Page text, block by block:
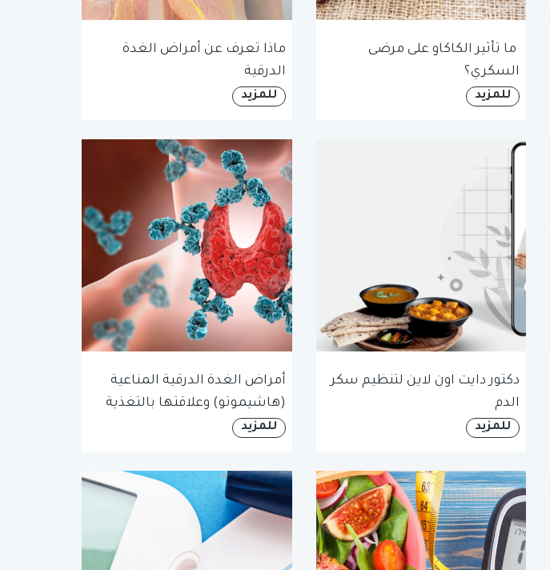
ما تأثير الكاكاو على مرضى
السكري؟
للمزيد
ماذا تعرف عن أمراض الغدة
الدرقية
للمزيد
دكتور دايت اون لاين لتنظيم سكر
الدم
للمزيد
أمراض الغدة الدرقية المناعية
(هاشيموتو) وعلاقتها بالتغذية
للمزيد